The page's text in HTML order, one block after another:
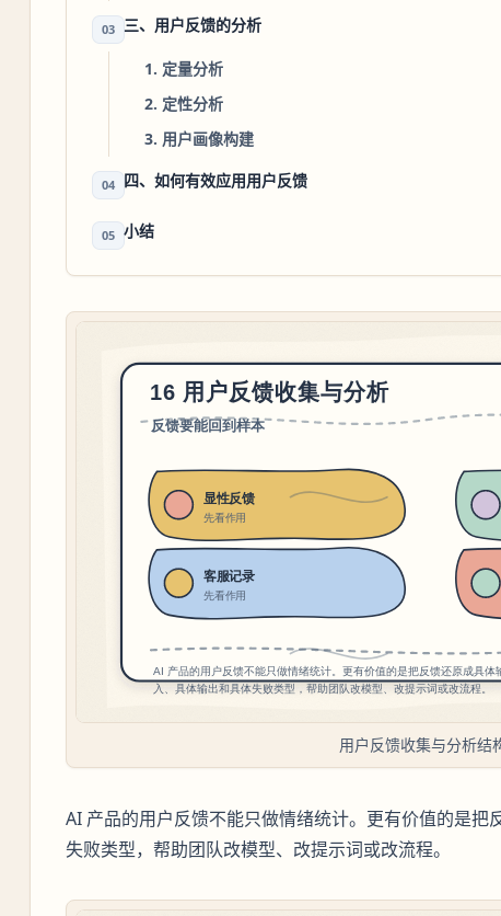
03 三、用户反馈的分析
1. 定量分析
2. 定性分析
3. 用户画像构建
04 四、如何有效应用用户反馈
05 小结
用户反馈收集与分析结
AI 产品的用户反馈不能只做情绪统计。更有价值的是把
失败类型，帮助团队改模型、改提示词或改流程。